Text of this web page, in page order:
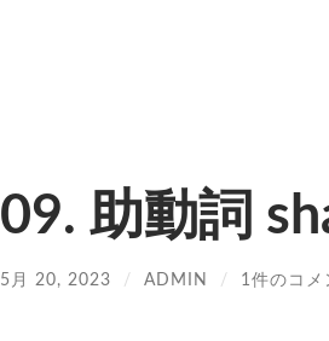
09. 助動詞
5月 20, 2023 / ADMIN / 1件のコメ